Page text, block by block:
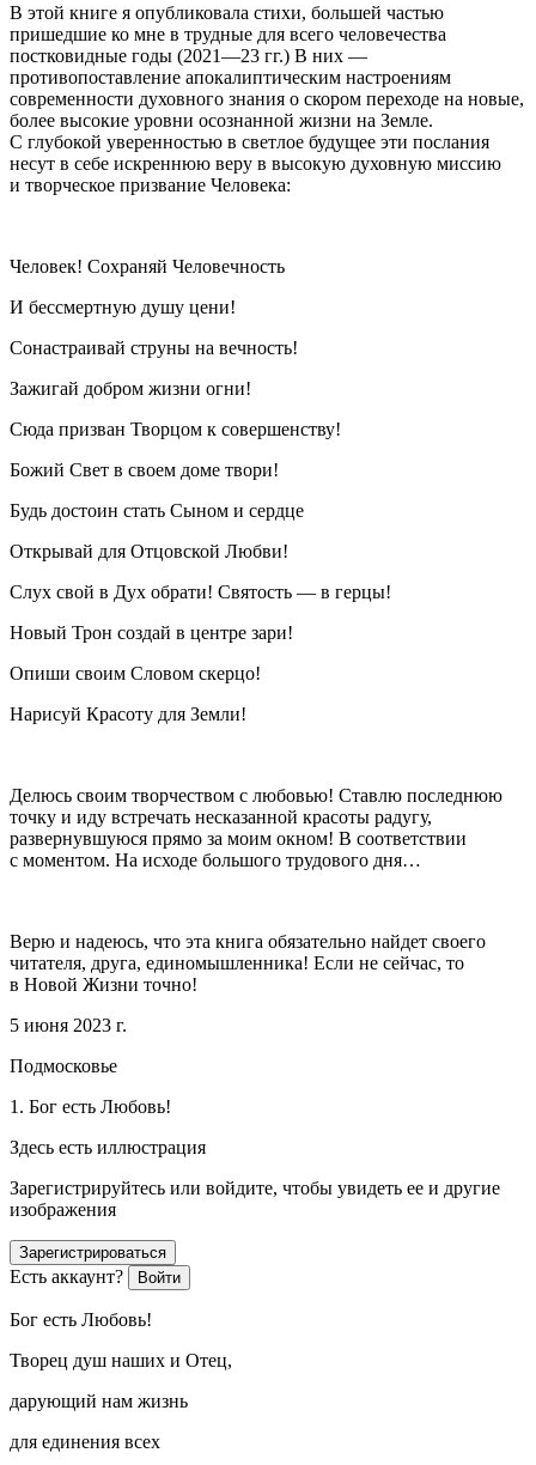
В этой книге я опубликовала стихи, большей частью
пришедшие ко мне в трудные для всего человечества
постковидные годы (2021—23 гг.) В них —
противопоставление апокалиптическим настроениям
современности духовного знания о скором переходе на новые,
более высокие уровни осознанной жизни на Земле.
С глубокой уверенностью в светлое будущее эти послания
несут в себе искреннюю веру в высокую духовную миссию
и творческое призвание Человека:
Человек! Сохраняй Человечность
И бессмертную душу цени!
Сонастраивай струны на вечность!
Зажигай добром жизни огни!
Сюда призван Творцом к совершенству!
Божий Свет в своем доме твори!
Будь достоин стать Сыном и сердце
Открывай для Отцовской Любви!
Слух свой в Дух обрати! Святость — в герцы!
Новый Трон создай в центре зари!
Опиши своим Словом скерцо!
Нарисуй Красоту для Земли!
Делюсь своим творчеством с любовью! Ставлю последнюю
точку и иду встречать несказанной красоты радугу,
развернувшуюся прямо за моим окном! В соответствии
с моментом. На исходе большого трудового дня…
Верю и надеюсь, что эта книга обязательно найдет своего
читателя, друга, единомышленника! Если не сейчас, то
в Новой Жизни точно!
5 июня 2023 г.
Подмосковье
1. Бог есть Любовь!
Здесь есть иллюстрация
Зарегистрируйтесь или войдите, чтобы увидеть ее и другие
изображения
Зарегистрироваться
Есть аккаунт? Войти
Бог есть Любовь!
Творец душ наших и Отец,
дарующий нам жизнь
для единения всех